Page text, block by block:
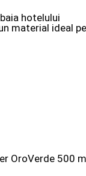
hotelului
material ideal